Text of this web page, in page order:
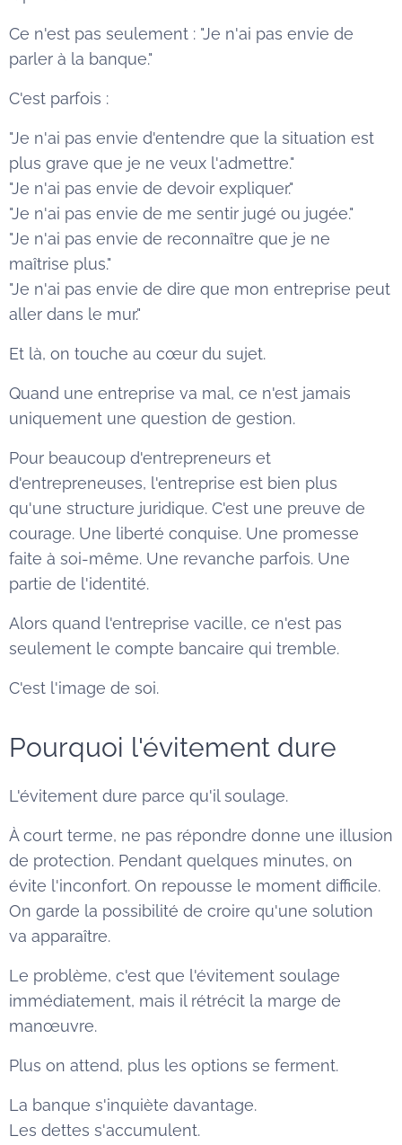
Ce n'est pas seulement : "Je n'ai pas envie de
parler à la banque."
C'est parfois :
"Je n'ai pas envie d'entendre que la situation est
plus grave que je ne veux l'admettre."
"Je n'ai pas envie de devoir expliquer."
"Je n'ai pas envie de me sentir jugé ou jugée."
"Je n'ai pas envie de reconnaître que je ne
maîtrise plus."
"Je n'ai pas envie de dire que mon entreprise peut
aller dans le mur."
Et là, on touche au cœur du sujet.
Quand une entreprise va mal, ce n'est jamais
uniquement une question de gestion.
Pour beaucoup d'entrepreneurs et
d'entrepreneuses, l'entreprise est bien plus
qu'une structure juridique. C'est une preuve de
courage. Une liberté conquise. Une promesse
faite à soi-même. Une revanche parfois. Une
partie de l'identité.
Alors quand l'entreprise vacille, ce n'est pas
seulement le compte bancaire qui tremble.
C'est l'image de soi.
Pourquoi l'évitement dure
L'évitement dure parce qu'il soulage.
À court terme, ne pas répondre donne une illusion
de protection. Pendant quelques minutes, on
évite l'inconfort. On repousse le moment difficile.
On garde la possibilité de croire qu'une solution
va apparaître.
Le problème, c'est que l'évitement soulage
immédiatement, mais il rétrécit la marge de
manœuvre.
Plus on attend, plus les options se ferment.
La banque s'inquiète davantage.
Les dettes s'accumulent.